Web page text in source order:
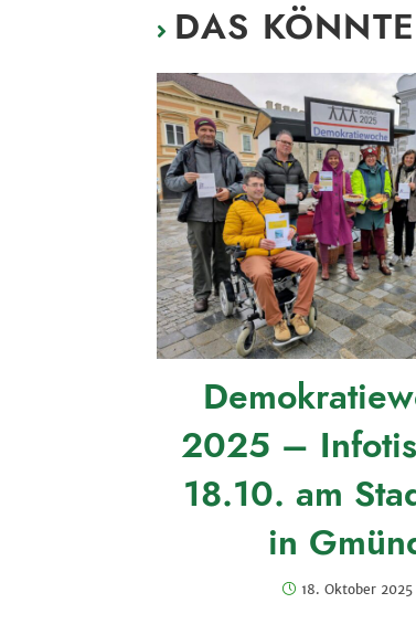
DAS
2025 –
18.10. am
in
18. Oktober 2025